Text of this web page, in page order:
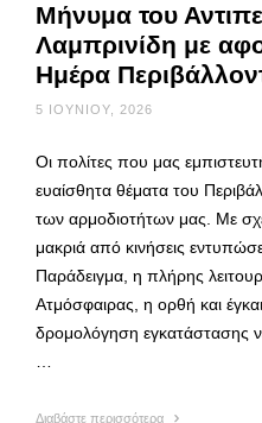
Μήνυμα του
Λαμπρινίδη με
Ημέρα
5 ΙΟΥΝΊΟΥ, 2026
Οι πολίτες που μας
ευαίσθητα θέματα του
των αρμοδιοτήτων μας. Με
μακριά από κινήσεις
Παράδειγμα, η πλήρης
Ατμόσφαιρας, η ορθή και
δρομολόγηση εγκατάστασης
…
Διαβάστε περισσότερα